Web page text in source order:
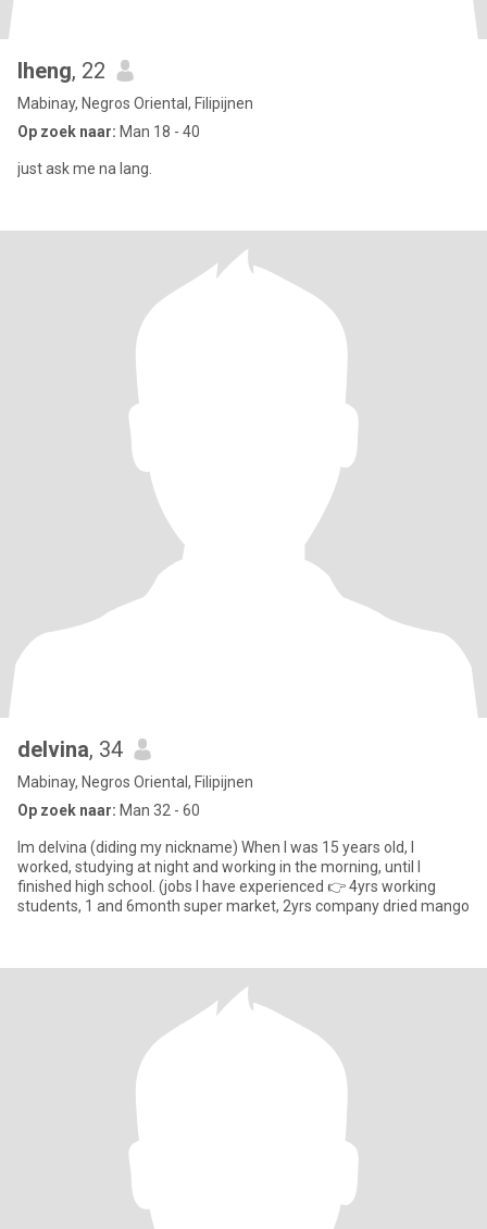
lheng, 22
Mabinay, Negros Oriental, Filipijnen
Op zoek naar: Man 18 - 40
just ask me na lang.
delvina, 34
Mabinay, Negros Oriental, Filipijnen
Op zoek naar: Man 32 - 60
Im delvina (diding my nickname) When I was 15 years old, I
worked, studying at night and working in the morning, until I
finished high school. (jobs I have experienced 👉 4yrs working
students, 1 and 6month super market, 2yrs company dried mango